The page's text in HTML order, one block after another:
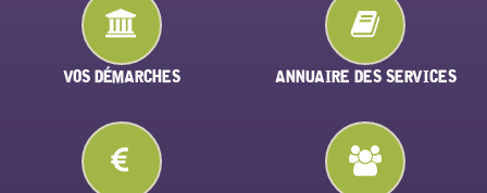
VOS DÉMARCHES ANNUAIRE DES SERVICES